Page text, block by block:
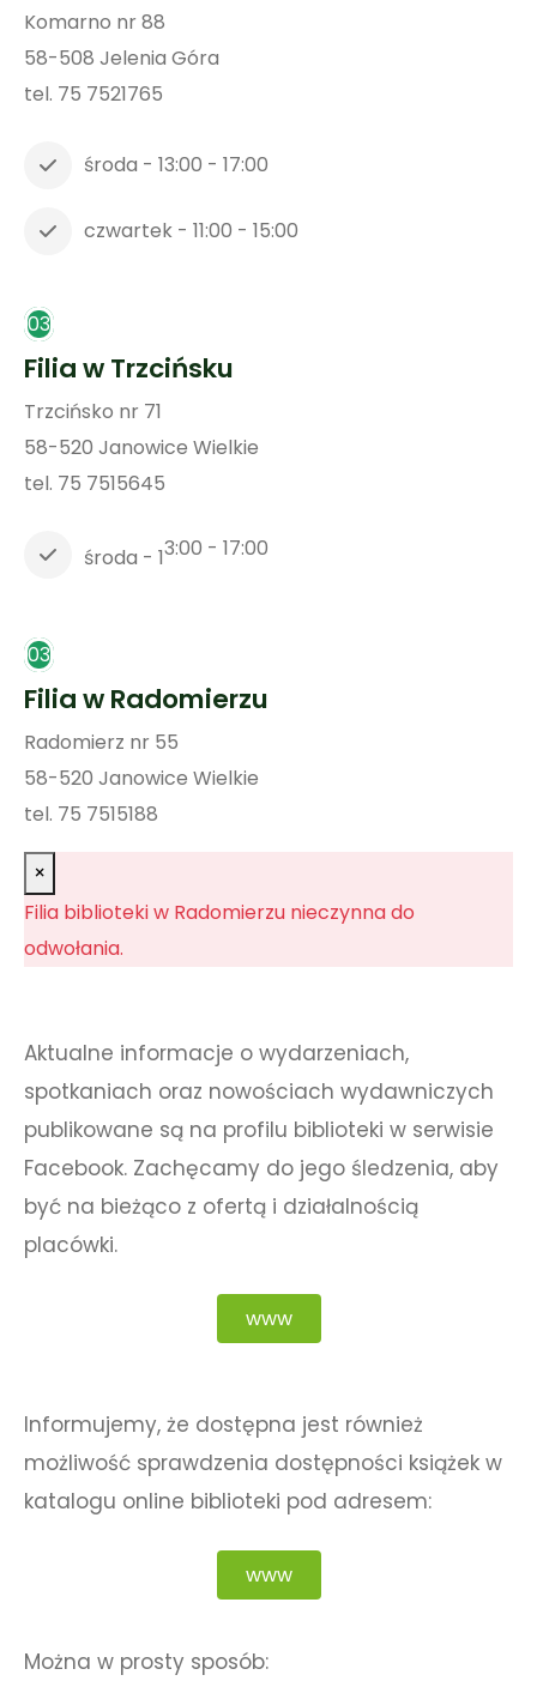
Komarno nr 88
58-508 Jelenia Góra
tel. 75 7521765
środa - 13:00 - 17:00
czwartek - 11:00 - 15:00
03
Filia w Trzcińsku
Trzcińsko nr 71
58-520 Janowice Wielkie
tel. 75 7515645
środa - 13:00 - 17:00
03
Filia w Radomierzu
Radomierz nr 55
58-520 Janowice Wielkie
tel. 75 7515188
×
Filia biblioteki w Radomierzu nieczynna do
odwołania.
Aktualne informacje o wydarzeniach,
spotkaniach oraz nowościach wydawniczych
publikowane są na profilu biblioteki w serwisie
Facebook. Zachęcamy do jego śledzenia, aby
być na bieżąco z ofertą i działalnością
placówki.
www
Informujemy, że dostępna jest również
możliwość sprawdzenia dostępności książek w
katalogu online biblioteki pod adresem:
www
Można w prosty sposób: